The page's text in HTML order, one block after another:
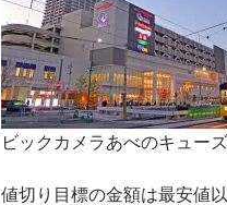
ビックカメラあべのキュー
値切り目標の金額は最安値